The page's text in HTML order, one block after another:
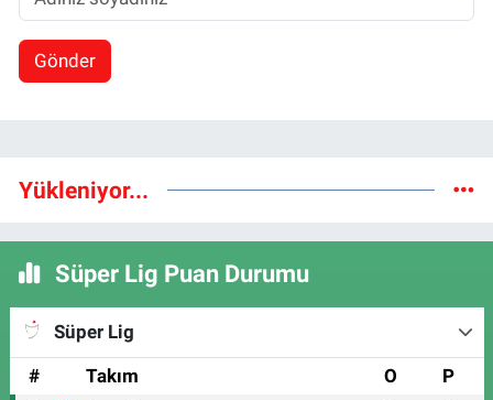
Gönder
Yükleniyor...
Süper Lig Puan Durumu
Süper Lig
#
Takım O P